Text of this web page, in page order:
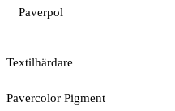
Paverpol
Textilhärdare
Pavercolor Pigment